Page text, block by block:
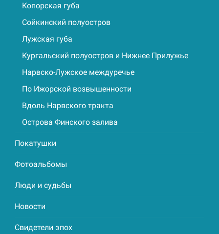
Копорская губа
Сойкинский полуостров
Лужская губа
Кургальский полуостров и Нижнее Прилужье
Нарвско-Лужское междуречье
По Ижорской возвышенности
Вдоль Нарвского тракта
Острова Финского залива
Покатушки
Фотоальбомы
Люди и судьбы
Новости
Свидетели эпох